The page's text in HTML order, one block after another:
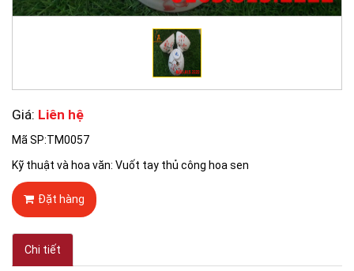
Giá: Liên hệ
Mã SP:TM0057
Kỹ thuật và hoa văn: Vuốt tay thủ công hoa sen
Đặt hàng
Chi tiết